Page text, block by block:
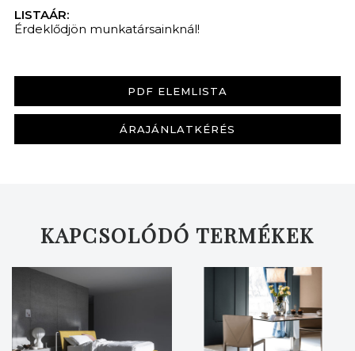
LISTAÁR:
Érdeklődjön munkatársainknál!
PDF ELEMLISTA
ÁRAJÁNLATKÉRÉS
KAPCSOLÓDÓ TERMÉKEK